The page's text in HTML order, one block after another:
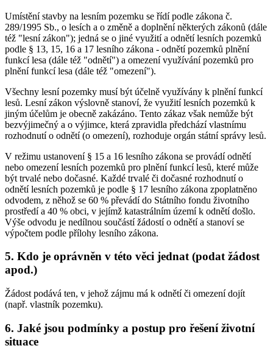
Umístění stavby na lesním pozemku se řídí podle zákona č.
289/1995 Sb., o lesích a o změně a doplnění některých zákonů (dále
též "lesní zákon"); jedná se o jiné využití a odnětí lesních pozemků
podle § 13, 15, 16 a 17 lesního zákona - odnětí pozemků plnění
funkcí lesa (dále též "odnětí") a omezení využívání pozemků pro
plnění funkcí lesa (dále též "omezení").
Všechny lesní pozemky musí být účelně využívány k plnění funkcí
lesů. Lesní zákon výslovně stanoví, že využití lesních pozemků k
jiným účelům je obecně zakázáno. Tento zákaz však nemůže být
bezvýjimečný a o výjimce, která zpravidla předchází vlastnímu
rozhodnutí o odnětí (o omezení), rozhoduje orgán státní správy lesů.
V režimu ustanovení § 15 a 16 lesního zákona se provádí odnětí
nebo omezení lesních pozemků pro plnění funkcí lesů, které může
být trvalé nebo dočasné. Každé trvalé či dočasné rozhodnutí o
odnětí lesních pozemků je podle § 17 lesního zákona zpoplatněno
odvodem, z něhož se 60 % převádí do Státního fondu životního
prostředí a 40 % obci, v jejímž katastrálním území k odnětí došlo.
Výše odvodu je nedílnou součástí žádostí o odnětí a stanoví se
výpočtem podle přílohy lesního zákona.
5. Kdo je oprávněn v této věci jednat (podat žádost
apod.)
Žádost podává ten, v jehož zájmu má k odnětí či omezení dojít
(např. vlastník pozemku).
6. Jaké jsou podmínky a postup pro řešení životní
situace